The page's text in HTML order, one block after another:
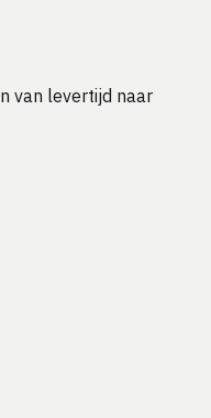
van levertijd naar